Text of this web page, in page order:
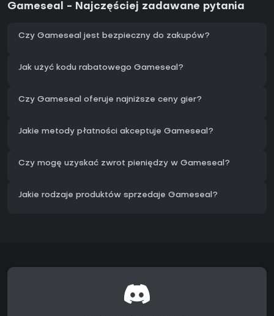
Gameseal - Najczęściej zadawane pytania
Czy Gameseal jest bezpieczny do zakupów?
Jak użyć kodu rabatowego Gameseal?
Czy Gameseal oferuje najniższe ceny gier?
Jakie metody płatności akceptuje Gameseal?
Czy mogę uzyskać zwrot pieniędzy w Gameseal?
Jakie rodzaje produktów sprzedaje Gameseal?